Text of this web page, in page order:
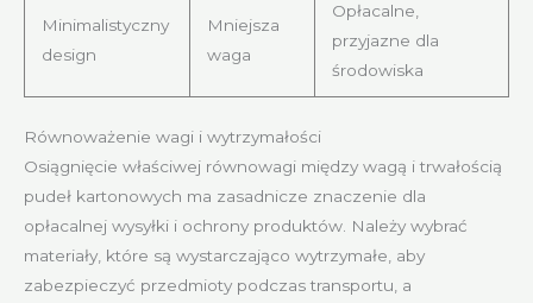
Minimalistyczny
design
Mniejsza
waga
Opłacalne,
przyjazne dla
środowiska
Równoważenie wagi i wytrzymałości
Osiągnięcie właściwej równowagi między wagą i trwałością
pudeł kartonowych ma zasadnicze znaczenie dla
opłacalnej wysyłki i ochrony produktów. Należy wybrać
materiały, które są wystarczająco wytrzymałe, aby
zabezpieczyć przedmioty podczas transportu, a